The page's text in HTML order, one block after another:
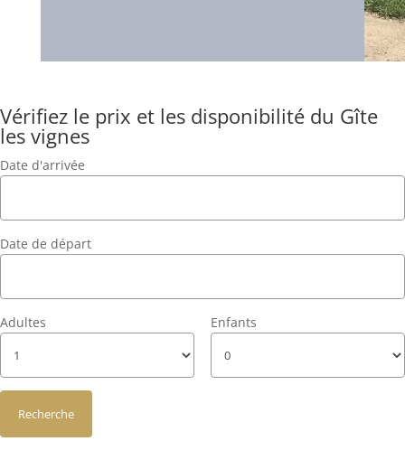
Vérifiez le prix et les disponibilité du Gîte
les vignes
Date d'arrivée
Date de départ
Adultes Enfants